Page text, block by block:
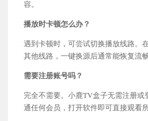
容。
播放时卡顿怎么办？
遇到卡顿时，可尝试切换播放线路。
其他线路，一键换源后通常能恢复流畅
需要注册账号吗？
完全不需要。小鹿TV盒子无需注册或
通任何会员，打开软件即可直接观看所